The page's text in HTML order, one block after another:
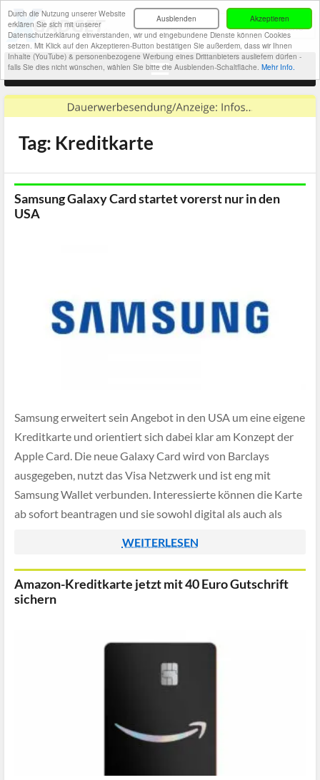
Akzeptieren
Ausblenden
Durch die Nutzung unserer Website
erklären Sie sich mit unserer
Datenschutzerklärung einverstanden, wir und eingebundene Dienste können Cookies
setzen. Mit Klick auf den Akzeptieren-Button bestätigen Sie außerdem, dass wir Ihnen
Inhalte (YouTube) & personenbezogene Werbung eines Drittanbieters ausliefern dürfen -
falls Sie dies nicht wünschen, wählen Sie bitte die Ausblenden-Schaltfläche. Mehr Info.
Tag: Kreditkarte
Samsung Galaxy Card startet vorerst nur in den
USA
Samsung erweitert sein Angebot in den USA um eine eigene
Kreditkarte und orientiert sich dabei klar am Konzept der
Apple Card. Die neue Galaxy Card wird von Barclays
ausgegeben, nutzt das Visa Netzwerk und ist eng mit
Samsung Wallet verbunden. Interessierte können die Karte
ab sofort beantragen und sie sowohl digital als auch als
WEITERLESEN
Amazon-Kreditkarte jetzt mit 40 Euro Gutschrift
sichern